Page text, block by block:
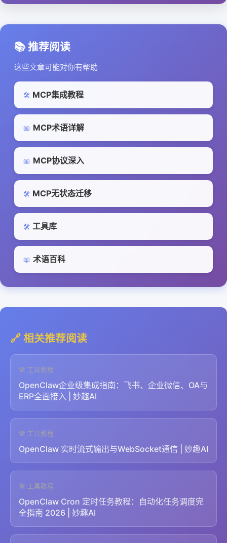
📚 推荐阅读
这些文章可能对你有帮助
🛠️ MCP集成教程
📖 MCP术语详解
📖 MCP协议深入
🛠️ MCP无状态迁移
🛠️ 工具库
📖 术语百科
🔗 相关推荐阅读
🛠️ 工具教程
OpenClaw企业级集成指南：飞书、企业微信、OA与
ERP全面接入 | 妙趣AI
🛠️ 工具教程
OpenClaw 实时流式输出与WebSocket通信 | 妙趣AI
🛠️ 工具教程
OpenClaw Cron 定时任务教程：自动化任务调度完
全指南 2026 | 妙趣AI